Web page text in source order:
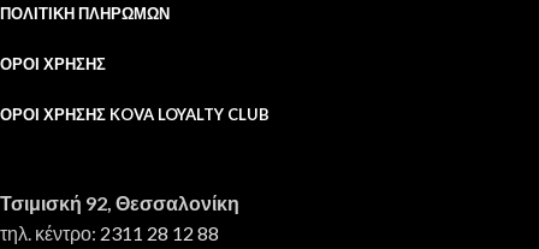
ΠΟΛΙΤΙΚΉ ΠΛΗΡΩΜΏΝ
ΌΡΟΙ ΧΡΉΣΗΣ
ΌΡΟΙ ΧΡΉΣΗΣ KOVA LOYALTY CLUB
Τσιμισκή 92, Θεσσαλονίκη
τηλ. κέντρο: 2311 28 12 88